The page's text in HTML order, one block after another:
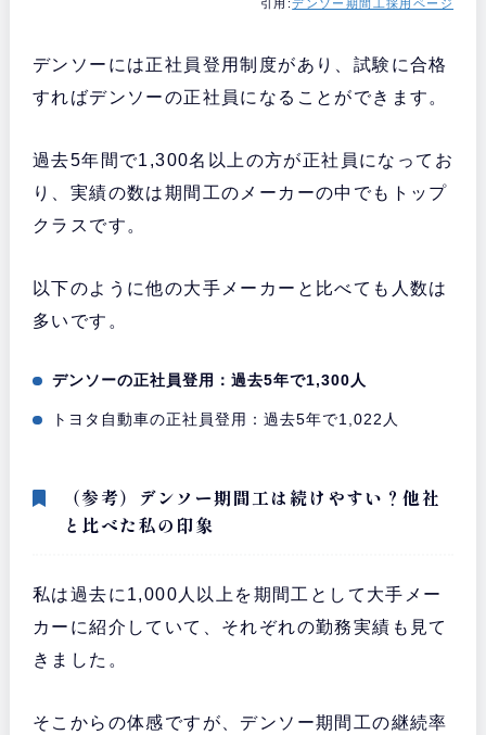
引用:デンソー期間工採用ページ
デンソーには正社員登用制度があり、試験に合格
すればデンソーの正社員になることができます。
過去5年間で1,300名以上の方が正社員になってお
り、実績の数は期間工のメーカーの中でもトップ
クラスです。
以下のように他の大手メーカーと比べても人数は
多いです。
デンソーの正社員登用：過去5年で1,300人
トヨタ自動車の正社員登用：過去5年で1,022人
（参考）デンソー期間工は続けやすい？他社
と比べた私の印象
私は過去に1,000人以上を期間工として大手メー
カーに紹介していて、それぞれの勤務実績も見て
きました。
そこからの体感ですが、デンソー期間工の継続率